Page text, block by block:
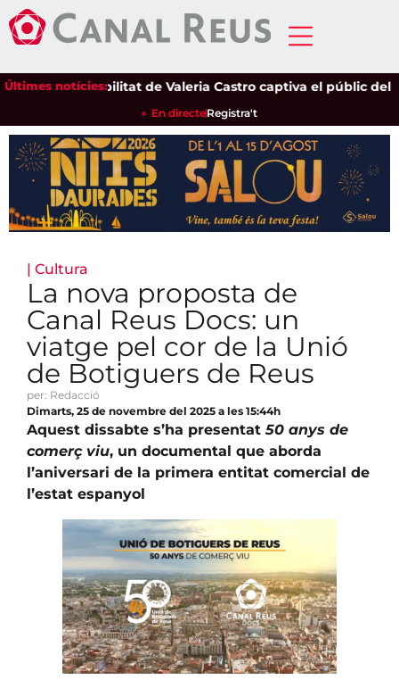
Últimes notícies:
La sensibilitat de Valeria Castro captiva el públic del
En directeRegistra't
| Cultura
La nova proposta de
Canal Reus Docs: un
viatge pel cor de la Unió
de Botiguers de Reus
per: Redacció
Dimarts, 25 de novembre del 2025 a les 15:44h
Aquest dissabte s’ha presentat50 anys de
comerç viu, un documental que aborda
l’aniversari de la primera entitat comercial de
l’estat espanyol